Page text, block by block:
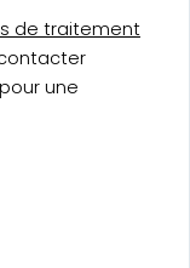
de traitement
une